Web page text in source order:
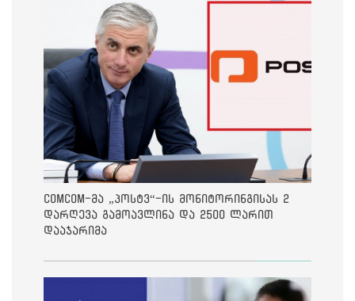
ComCom-მა „პოსტვ“-ის მონიტორინგისას 2
დარღევა გამოავლინა და 2500 ლარით
დააჯარიმა